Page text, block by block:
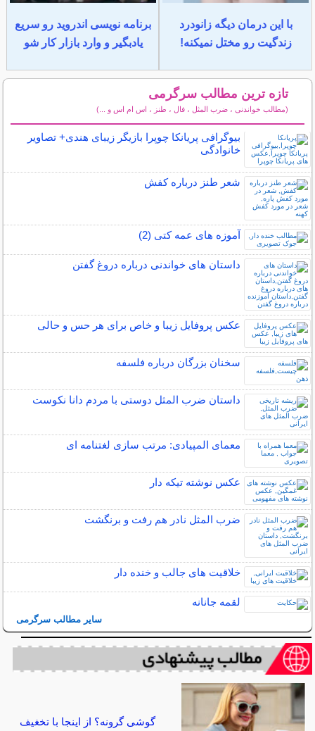
با این درمان دیگه زانودرد
زندگیت رو مختل نمیکنه!
برنامه نویسی اندروید رو سریع
یادبگیر و وارد بازار کار شو
تازه ترین مطالب سرگرمی
(مطالب خواندنی ، ضرب المثل ، فال ، طنز ، اس ام اس و ...)
بیوگرافی پریانکا چوپرا بازیگر زیبای هندی+ تصاویر
خانوادگی
شعر طنز درباره کفش
آموزه های عمه کتی (2)
داستان های خواندنی درباره دروغ گفتن
عکس پروفایل زیبا و خاص برای هر حس و حالی
سخنان بزرگان درباره فلسفه
داستان ضرب المثل دوستی با مردم دانا نكوست
معمای المپیادی: مرتب سازی لغتنامه ای
عکس نوشته تیکه دار
ضرب المثل نادر هم رفت و برنگشت
خلاقیت های جالب و خنده دار
لقمه جانانه
سایر مطالب سرگرمی
گوشی گرونه؟ از اینجا با تخغیف